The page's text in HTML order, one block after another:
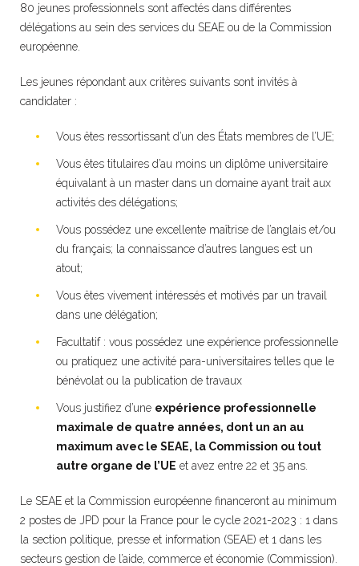
80 jeunes professionnels sont affectés dans différentes
délégations au sein des services du SEAE ou de la Commission
européenne.
Les jeunes répondant aux critères suivants sont invités à
candidater :
Vous êtes ressortissant d’un des États membres de l’UE;
Vous êtes titulaires d’au moins un diplôme universitaire
équivalant à un master dans un domaine ayant trait aux
activités des délégations;
Vous possédez une excellente maîtrise de l’anglais et/ou
du français; la connaissance d’autres langues est un
atout;
Vous êtes vivement intéressés et motivés par un travail
dans une délégation;
Facultatif : vous possédez une expérience professionnelle
ou pratiquez une activité para-universitaires telles que le
bénévolat ou la publication de travaux
Vous justifiez d’une expérience professionnelle
maximale de quatre années, dont un an au
maximum avec le SEAE, la Commission ou tout
autre organe de l’UE et avez entre 22 et 35 ans.
Le SEAE et la Commission européenne financeront au minimum
2 postes de JPD pour la France pour le cycle 2021-2023 : 1 dans
la section politique, presse et information (SEAE) et 1 dans les
secteurs gestion de l’aide, commerce et économie (Commission).